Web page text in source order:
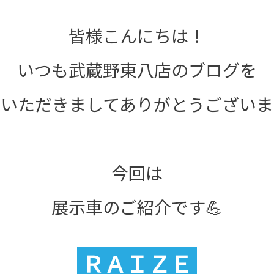
皆様こんにちは！
いつも武蔵野東八店のブログを
ただきましてありがとうござい
今回は
展示車のご紹介です💪
ＲＡＩＺＥ